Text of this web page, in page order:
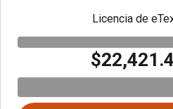
Licencia de